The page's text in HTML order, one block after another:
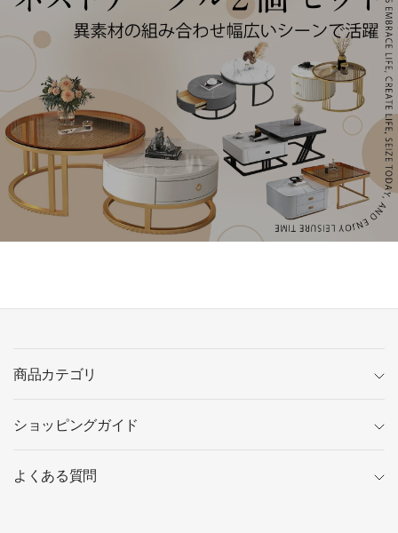
商品カテゴリ
ショッピングガイド
よくある質問